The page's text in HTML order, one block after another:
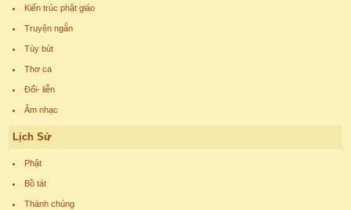
Kiến trúc phật giáo
Truyện ngắn
Tùy bút
Thơ ca
Đối- liễn
Âm nhạc
Lịch Sử
Phật
Bồ tát
Thánh chúng